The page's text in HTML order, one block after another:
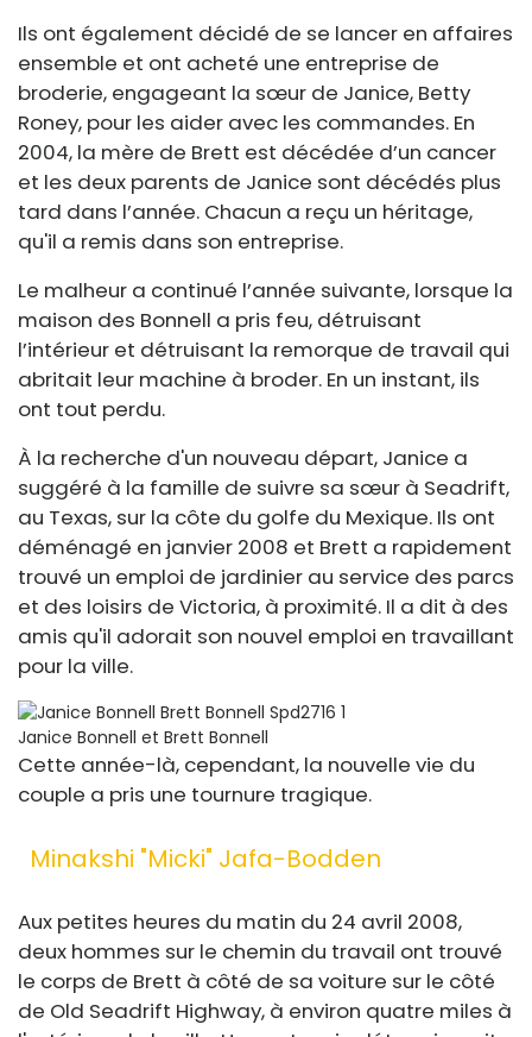
Ils ont également décidé de se lancer en affaires
ensemble et ont acheté une entreprise de
broderie, engageant la sœur de Janice, Betty
Roney, pour les aider avec les commandes. En
2004, la mère de Brett est décédée d’un cancer
et les deux parents de Janice sont décédés plus
tard dans l’année. Chacun a reçu un héritage,
qu'il a remis dans son entreprise.
Le malheur a continué l’année suivante, lorsque la
maison des Bonnell a pris feu, détruisant
l’intérieur et détruisant la remorque de travail qui
abritait leur machine à broder. En un instant, ils
ont tout perdu.
À la recherche d'un nouveau départ, Janice a
suggéré à la famille de suivre sa sœur à Seadrift,
au Texas, sur la côte du golfe du Mexique. Ils ont
déménagé en janvier 2008 et Brett a rapidement
trouvé un emploi de jardinier au service des parcs
et des loisirs de Victoria, à proximité. Il a dit à des
amis qu'il adorait son nouvel emploi en travaillant
pour la ville.
Janice Bonnell et Brett Bonnell
Cette année-là, cependant, la nouvelle vie du
couple a pris une tournure tragique.
Minakshi "micki" Jafa-Bodden
Aux petites heures du matin du 24 avril 2008,
deux hommes sur le chemin du travail ont trouvé
le corps de Brett à côté de sa voiture sur le côté
de Old Seadrift Highway, à environ quatre miles à